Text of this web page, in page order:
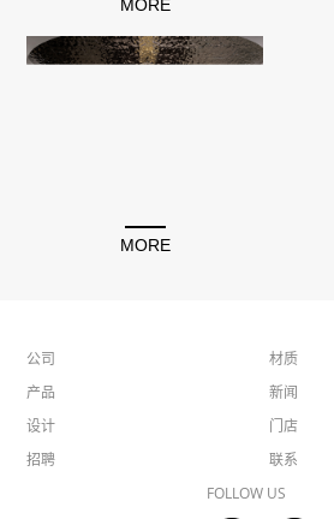
MORE
MORE
公司
产品
设计
招聘
材质
新闻
门店
联系
FOLLOW US